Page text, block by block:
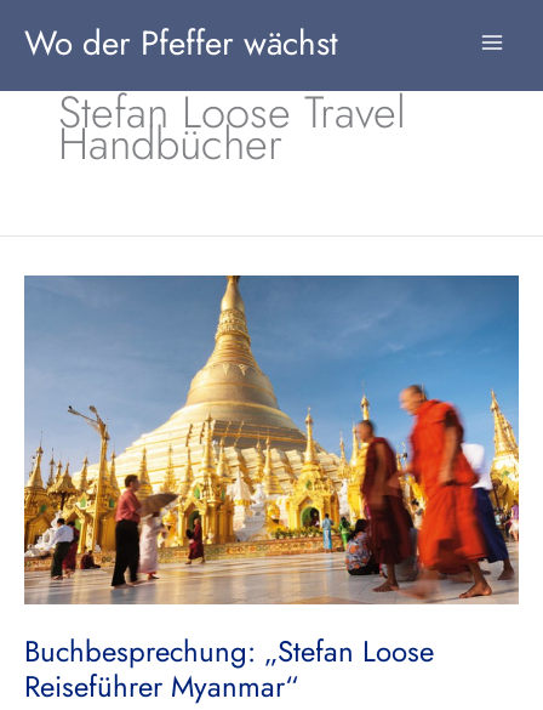
InhaltWo der Pfeffer wächst
Stefan Loose Travel
Handbücher
Buchbesprechung: „Stefan Loose
Reiseführer Myanmar“
Buchbesprechung: